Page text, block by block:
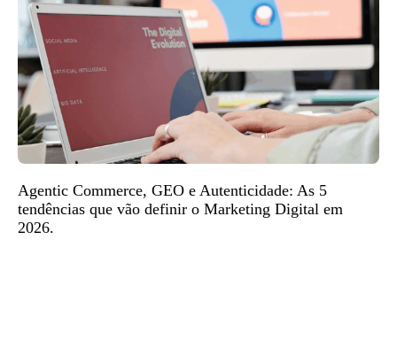
Agentic Commerce, GEO e Autenticidade: As 5
tendências que vão definir o Marketing Digital em
2026.